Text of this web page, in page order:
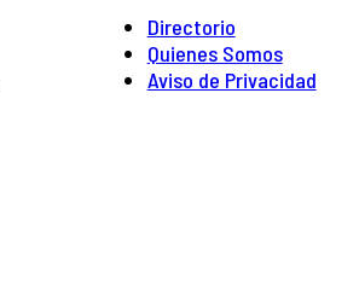
Directorio
Quienes Somos
Aviso de Privacidad